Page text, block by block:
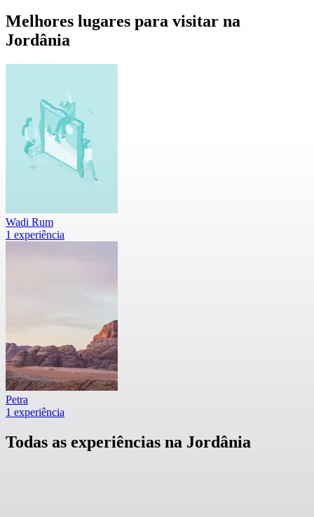
Melhores lugares para visitar na
Jordânia
Wadi Rum
1 experiência
Petra
1 experiência
Todas as experiências na Jordânia